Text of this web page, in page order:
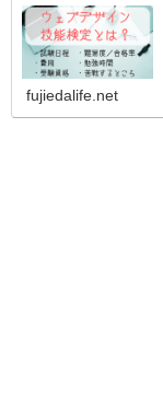
fujiedalife.net